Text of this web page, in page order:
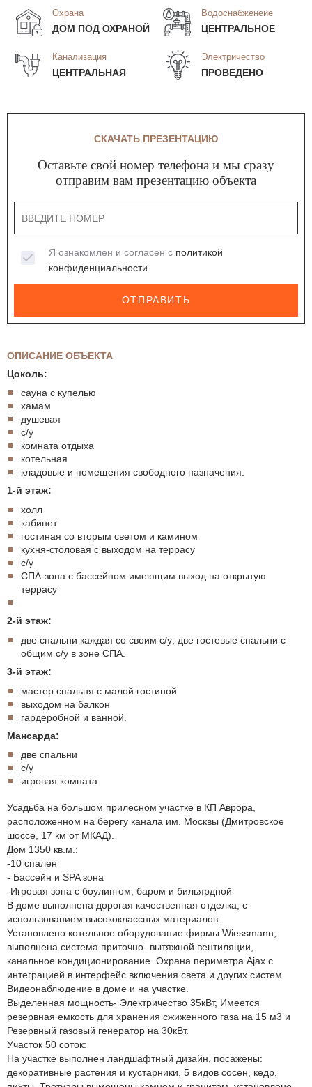
Охрана
ДОМ ПОД ОХРАНОЙ
Водоснабженеие
ЦЕНТРАЛЬНОЕ
Канализация
ЦЕНТРАЛЬНАЯ
Электричество
ПРОВЕДЕНО
ОПИСАНИЕ ОБЪЕКТА
Цоколь:
сауна с купелью
хамам
душевая
с/у
комната отдыха
котельная
кладовые и помещения свободного назначения.
1-й этаж:
холл
кабинет
гостиная со вторым светом и камином
кухня-столовая с выходом на террасу
с/у
СПА-зона с бассейном имеющим выход на открытую
террасу
2-й этаж:
две спальни каждая со своим с/у; две гостевые спальни с
общим с/у в зоне СПА.
3-й этаж:
мастер спальня с малой гостиной
выходом на балкон
гардеробной и ванной.
Мансарда:
две спальни
с/у
игровая комната.
Усадьба на большом прилесном участке в КП Аврора,
расположенном на берегу канала им. Москвы (Дмитровское
шоссе, 17 км от МКАД).
Дом 1350 кв.м.:
-10 спален
- Бассейн и SPA зона
-Игровая зона с боулингом, баром и бильярдной
В доме выполнена дорогая качественная отделка, с
использованием высококлассных материалов.
Установлено котельное оборудование фирмы Wiessmann,
выполнена система приточно- вытяжной вентиляции,
канальное кондиционирование. Охрана периметра Ajax с
интеграцией в интерфейс включения света и других систем.
Видеонаблюдение в доме и на участке.
Выделенная мощность- Электричество 35кВт, Имеется
резервная емкость для хранения сжиженного газа на 15 м3 и
Резервный газовый генератор на 30кВт.
Участок 50 соток:
На участке выполнен ландшафтный дизайн, посажены:
декоративные растения и кустарники, 5 видов сосен, кедр,
СКАЧАТЬ ПРЕЗЕНТАЦИЮ
Оставьте свой номер телефона и мы сразу
отправим вам презентацию объекта
Я ознакомлен и согласен с политикой
конфиденциальности
ОТПРАВИТЬ